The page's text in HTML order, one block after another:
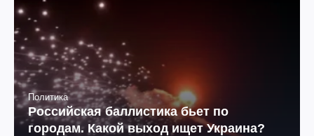
Политика
Российская баллистика бьет по
городам. Какой выход ищет Украина?